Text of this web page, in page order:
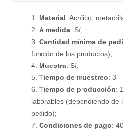
1. Material: Acrílico,
2. A medida: Sí;
3.Cantidad mínima de
función de los productos);
4. Muestra: Sí;
5. Tiempo de muestreo: 3 -
6.Tiempo de producción:
laborables (dependiendo de
pedido);
7.Condiciones de pago: